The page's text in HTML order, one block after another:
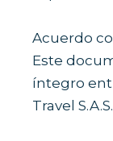
Acuerdo
Este
íntegro
Travel